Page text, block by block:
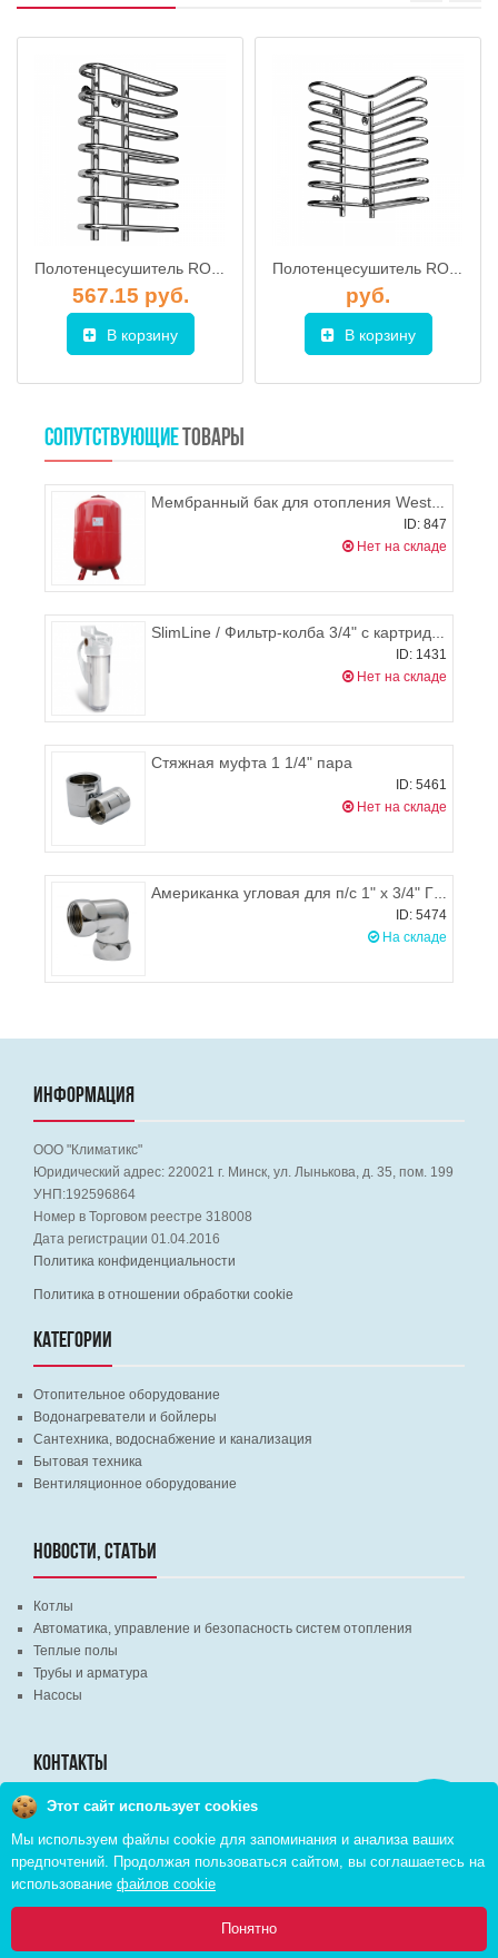
Главная Каталог Инфо Избранное Корзина:
Полотенцесушитель ROSTELA Аллегро (ниж. подв. 1/2") 160x900x500/9 мм
567.15 руб.
В корзину
Полотенцесушитель ROSTELA Угол (нижн.подв., 1/2") 220x700x650/7 мм
руб.
В корзину
СОПУТСТВУЮЩИЕ ТОВАРЫ
Мембранный бак для отопления Wester WRV 500 л
ID: 847
Нет на складе
SlimLine / Фильтр-колба 3/4" с картриджем Filter1 FPV-34ST, Ecosoft
ID: 1431
Нет на складе
Стяжная муфта 1 1/4" пара
ID: 5461
Нет на складе
Американка угловая для п/с 1" х 3/4" Г/Г пара
ID: 5474
На складе
ИНФОРМАЦИЯ
ООО "Климатикс"
Юридический адрес: 220021 г. Минск, ул. Лынькова, д. 35, пом. 199
УНП:192596864
Номер в Торговом реестре 318008
Дата регистрации 01.04.2016
Политика конфиденциальности
Политика в отношении обработки cookie
КАТЕГОРИИ
Отопительное оборудование
Водонагреватели и бойлеры
Сантехника, водоснабжение и канализация
Бытовая техника
Вентиляционное оборудование
НОВОСТИ, СТАТЬИ
Котлы
Автоматика, управление и безопасность систем отопления
Теплые полы
Трубы и арматура
Насосы
КОНТАКТЫ
г. Минск, ВЦ "Экспобел", строительный рынок, павильон № 8c
г. Минск, ул. М. Лынькова, д. 35, пом. 199
+375 (29) 110-46-46 (А1)
+375 (29) 373-90-16 (A1)
Этот сайт использует cookies
Мы используем файлы cookie для запоминания и анализа ваших
предпочтений. Продолжая пользоваться сайтом, вы соглашаетесь на
использование файлов cookie
Понятно